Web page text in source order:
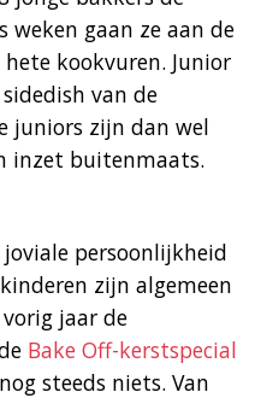
weken gaan ze aan de
kookvuren. Junior
van de
juniors zijn dan wel
inzet buitenmaats.
persoonlijkheid
zijn algemeen
jaar de
Bake Off-kerstspecial
steeds niets. Van